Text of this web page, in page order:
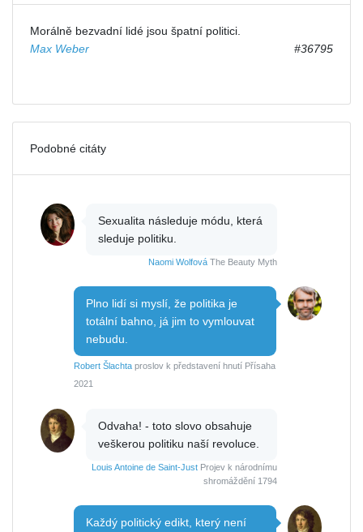
Morálně bezvadní lidé jsou špatní politici.
Max Weber
#36795
Podobné citáty
Sexualita následuje módu, která
sleduje politiku.
Naomi Wolfová The Beauty Myth
Plno lidí si myslí, že politika je
totální bahno, já jim to vymlouvat
nebudu.
Robert Šlachta proslov k představení hnutí Přísaha
2021
Odvaha! - toto slovo obsahuje
veškerou politiku naší revoluce.
Louis Antoine de Saint-Just Projev k národnímu
shromáždění 1794
Každý politický edikt, který není